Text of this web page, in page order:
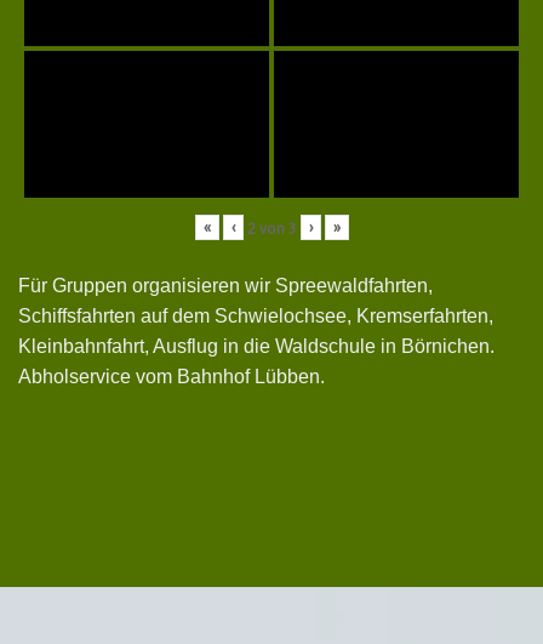
« ‹ 2von 3 › »
Für Gruppen organisieren wir Spreewaldfahrten,
Schiffsfahrten auf dem Schwielochsee, Kremserfahrten,
Kleinbahnfahrt, Ausflug in die Waldschule in Börnichen.
Abholservice vom Bahnhof Lübben.